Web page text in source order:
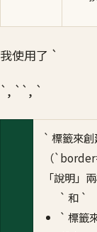
我使用了 `
`, ``, `
` 標籤來
（
「說明」
` 和 `
` 標籤